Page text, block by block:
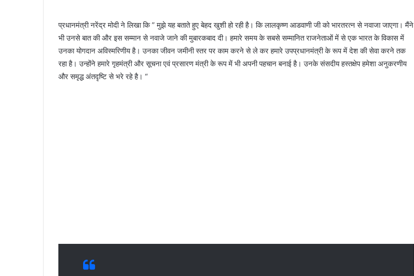
प्रधानमंत्री नरेंद्र मोदी ने लिखा कि ” मुझे यह बताते हुए बेहद खुशी हो रही है। कि लालकृष्ण आडवाणी जी को भारतरत्न से नवाजा जाएगा। मैंने
भी उनसे बात की और इस सम्मान से नवाजे जाने की मुबारकबाद दी। हमारे समय के सबसे सम्मानित राजनेताओं में से एक भारत के विकास में
उनका योगदान अविस्मरिणीय है। उनका जीवन जमीनी स्तर पर काम करने से ले कर हमारे उपप्रधानमंत्री के रूप में देश की सेवा करने तक
रहा है। उन्होंने हमारे गृहमंत्री और सूचना एवं प्रसारण मंत्री के रूप में भी अपनी पहचान बनाई है। उनके संसदीय हस्तक्षेप हमेशा अनुकरणीय
और समृद्ध अंतदृष्टि से भरे रहे है। “